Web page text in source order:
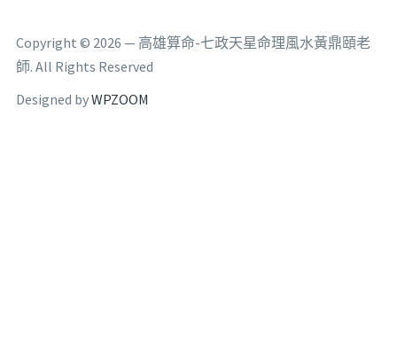
Copyright © 2026 — 高雄算命-七政天星命理風水黃鼎頤老
師. All Rights Reserved
Designed byWPZOOM